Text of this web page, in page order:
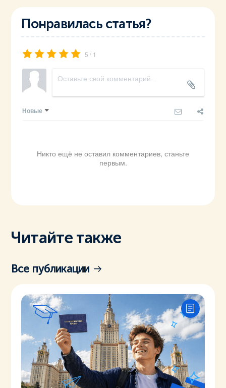
Понравилась статья?
5 / 1
Новые
Никто ещё не оставил комментариев, станьте
первым.
Читайте также
Все публикации